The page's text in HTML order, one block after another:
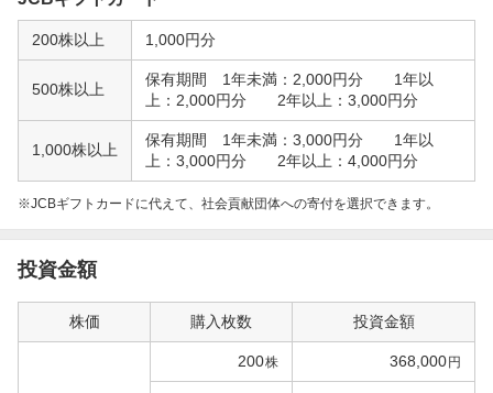
200株以上 1,000円分
500株以上
保有期間 1年未満：2,000円分 1年以
上：2,000円分 2年以上：3,000円分
1,000株以上
保有期間 1年未満：3,000円分 1年以
上：3,000円分 2年以上：4,000円分
※JCBギフトカードに代えて、社会貢献団体への寄付を選択できます。
投資金額
株価 購入枚数 投資金額
200株 368,000円